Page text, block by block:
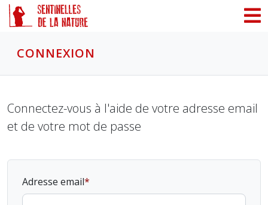
CONNEXION
Connectez-vous à l'aide de votre adresse email
et de votre mot de passe
Adresse email
Panneau de gestion des cookies